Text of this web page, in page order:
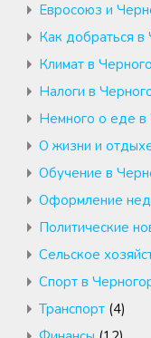
Евросоюз и
Как добраться
Климат в
Налоги в
Немного о еде в
О жизни и
Обучение в
Оформление
Политические
Сельское
Спорт в
Транспорт (4)